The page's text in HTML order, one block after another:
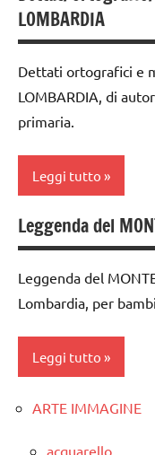
1a-5a
racconti
TUTTI GLI
ARGOMENTI
PER ETA'
LOMBARDIA
Dettati ortografici e
LOMBARDIA, di
primaria.
Leggi tutto
classe
4a
classe
5a
dai
6
dettati /
Leggenda del
Leggenda del
Lombardia, per
Leggi tutto
classe
ARTE IMMAGINE
acquarello